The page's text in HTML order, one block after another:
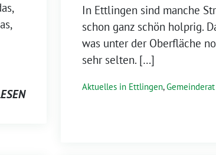
In Ettlingen sind manche
schon ganz schön holprig.
was unter der Oberfläche
sehr selten. […]
Aktuelles in Ettlingen,